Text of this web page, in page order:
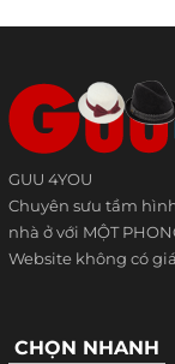
GUU 4YOU
Chuyên sưu tầm
nhà ở với MỘT
Website không có
CHỌN NHANH